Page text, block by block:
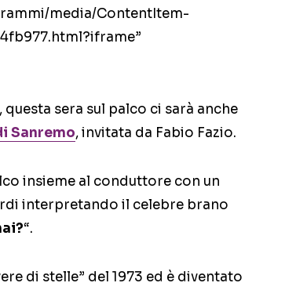
media/ContentItem-
, questa sera sul palco ci sarà anche
Sanremo, invitata da Fabio Fazio.
insieme al conduttore con un
interpretando il celebre brano
“.
di stelle” del 1973 ed è diventato